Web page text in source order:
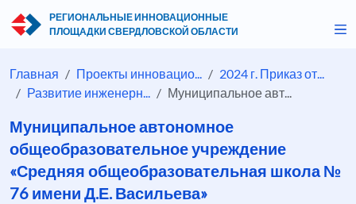
РЕГИОНАЛЬНЫЕ ИННОВАЦИОННЫЕ
ПЛОЩАДКИ СВЕРДЛОВСКОЙ ОБЛАСТИ
Главная Проекты инновацио...
2024 г. Приказ от...
Развитие инженерн...
Муниципальное авт...
Муниципальное автономное
общеобразовательное учреждение
«Средняя общеобразовательная школа №
76 имени Д.Е. Васильева»